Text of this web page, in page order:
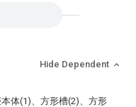
Hide Dependent
体(1)、方形槽(2)、方形